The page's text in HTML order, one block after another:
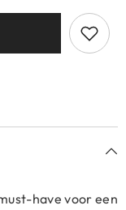
have voor een